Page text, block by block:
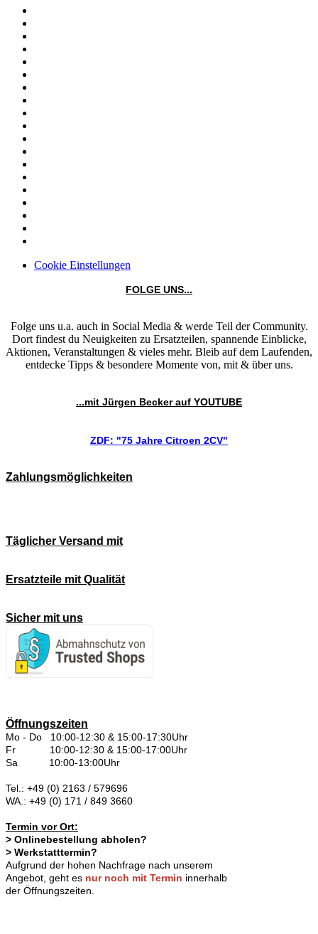
Cookie Einstellungen
FOLGE UNS...
Folge uns u.a. auch in Social Media & werde Teil der Community.
Dort findest du Neuigkeiten zu Ersatzteilen, spannende Einblicke,
Aktionen, Veranstaltungen & vieles mehr. Bleib auf dem Laufenden,
entdecke Tipps & besondere Momente von, mit & über uns.
...mit Jürgen Becker auf YOUTUBE
ZDF: "75 Jahre Citroen 2CV"
Zahlungsmöglichkeiten
Täglicher Versand mit
Ersatzteile mit Qualität
Sicher mit uns
Öffnungszeiten
Mo - Do 10:00-12:30 & 15:00-17:30Uhr
Fr 10:00-12:30 & 15:00-17:00Uhr
Sa 10:00-13:00Uhr
Tel.: +49 (0) 2163 / 579696
WA.: +49 (0) 171 / 849 3660
Termin vor Ort:
> Onlinebestellung abholen?
> Werkstatttermin?
Aufgrund der hohen Nachfrage nach unserem
Angebot, geht es nur noch mit Termin innerhalb
der Öffnungszeiten.